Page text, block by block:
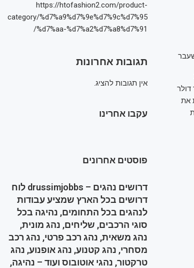
ומכירת גלילאו ב־2 מיליארד דולר
את
https://htofashion2.com/product-
category/%d7%a9%d7%9e%d7%9c%d7%95
%d7%aa-%d7%a2%d7%a8%d7%91/
תגובות אחרונות
אין תגובות להציג.
עקבו אחרינו
פוסטים אחרונים
דרושים נהגים – drussimjobbs לוח
דרושים בכל הארץ שמציע עבודות
לנהגים בכל התחומים, נהיגה בכל
סוגי הרכבים, שליחים, נהג מונית,
נהג משאית, נהג רכב פרטי, נהג רכב
מסחרי, נהג קטנוע, נהג אופנוע, נהג
טרקטור, נהגי אוטובוס ועוד – נהיגה,